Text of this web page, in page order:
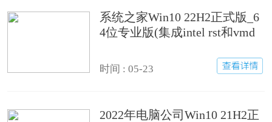
系统之家Win10 22H2正式版_6
4位专业版(集成intel rst和vmd
时间 : 05-23
2022年电脑公司Win10 21H2正